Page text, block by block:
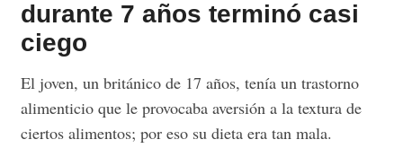
durante 7 años terminó casi
ciego
El joven, un británico de 17 años, tenía un trastorno
alimenticio que le provocaba aversión a la textura de
ciertos alimentos; por eso su dieta era tan mala.